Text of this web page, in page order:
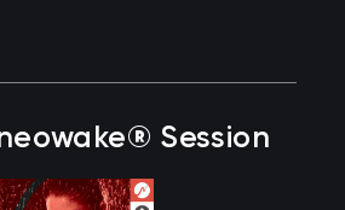
Session